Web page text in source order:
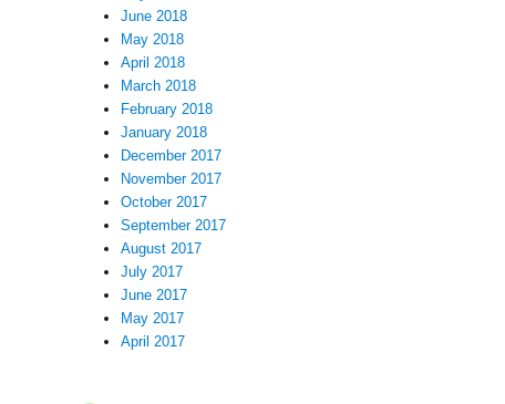
June 2018
May 2018
April 2018
March 2018
February 2018
January 2018
December 2017
November 2017
October 2017
September 2017
August 2017
July 2017
June 2017
May 2017
April 2017